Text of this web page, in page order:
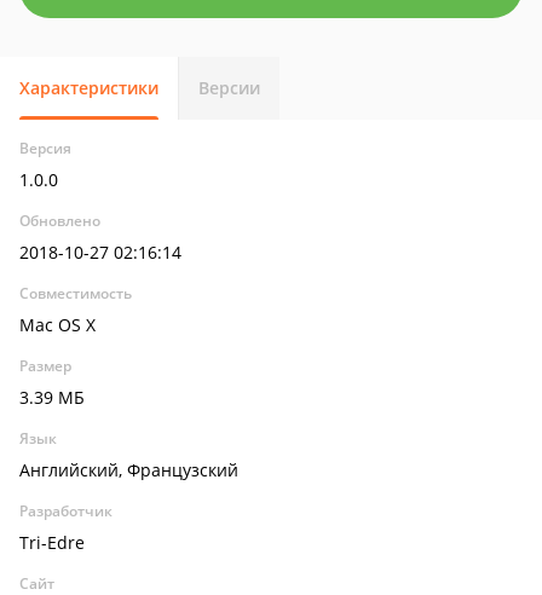
Характеристики Версии
Версия
1.0.0
Обновлено
2018-10-27 02:16:14
Совместимость
Mac OS X
Размер
3.39 МБ
Язык
Английский, Французский
Разработчик
Tri-Edre
Сайт